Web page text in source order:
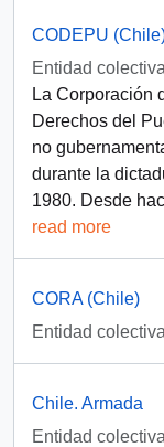
CODEPU
Entidad colectiva
La Corporación
Derechos del
no
durante la
1980. Desde
read more
CORA (Chile)
Entidad colectiva
Chile. Armada
Entidad colectiva